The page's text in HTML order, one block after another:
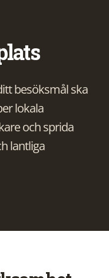
besöksmål ska
lokala
och sprida
lantliga